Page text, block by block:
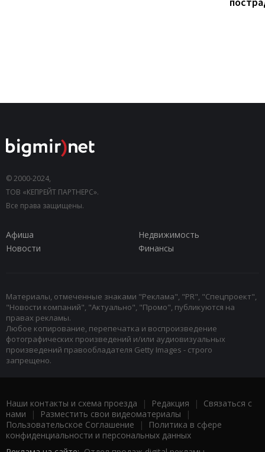
© 2000-2024,
ТОВ «КЕПРЕЙТ ПАРТНЕРС».
Все права защищены.
Афиша
Недвижимость
Новости
Финансы
Материалы, отмеченные знаками "Реклама", "PR", "Спецпроект",
"Новости компаний", "Актуально", "Промо", публикуются на
правах рекламы.
Любое копирование, перепечатка и воспроизведение
фотографических произведений и/или аудиовизуальных
произведений правообладателя Getty Images - строго
запрещено.
Наши контакты и схема проезда | Редакция | Связаться с
нами | Разместить свои видеоматериалы |
Пользовательское Соглашение |
Политика в сфере
конфиденциальности и персональных данных